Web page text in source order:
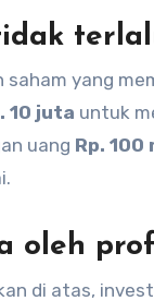
saham yang
10 juta untuk
uang Rp. 100
oleh
di atas,